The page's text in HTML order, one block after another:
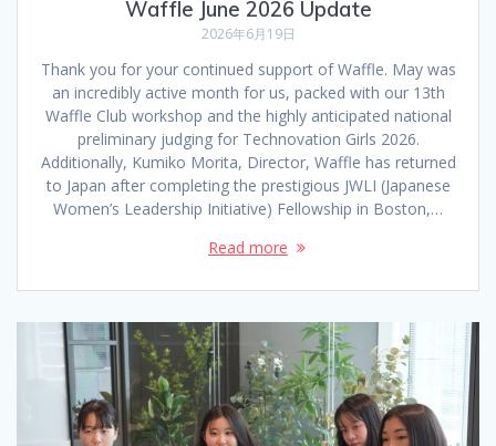
Waffle June 2026 Update
2026年6月19日
Thank you for your continued support of Waffle. May was
an incredibly active month for us, packed with our 13th
Waffle Club workshop and the highly anticipated national
preliminary judging for Technovation Girls 2026.
Additionally, Kumiko Morita, Director, Waffle has returned
to Japan after completing the prestigious JWLI (Japanese
Women’s Leadership Initiative) Fellowship in Boston,…
Read more